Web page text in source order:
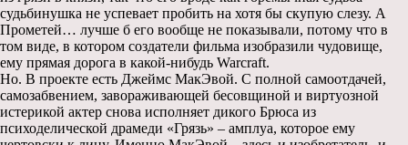
судьбинушка не успевает пробить на хотя бы скупую слезу. А
Прометей… лучше б его вообще не показывали, потому что в
том виде, в котором создатели фильма изобразили чудовище,
ему прямая дорога в какой-нибудь Warcraft.
Но. В проекте есть Джеймс МакЭвой. С полной самоотдачей,
самозабвением, завораживающей бесовщиной и виртуозной
истерикой актер снова исполняет дикого Брюса из
психоделической драмеди «Грязь» – амплуа, которое ему